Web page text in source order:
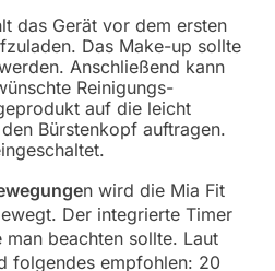
das Gerät vor dem ersten
Das Make-up sollte
Anschließend kann
Reinigungs-
auf die leicht
Bürstenkopf auftragen.
n wird die Mia Fit
Der integrierte Timer
beachten sollte. Laut
folgendes empfohlen: 20